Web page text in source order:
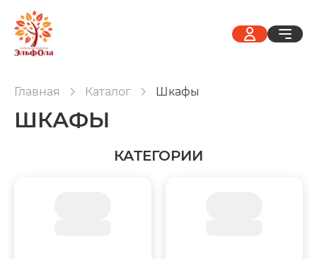
Главная Каталог Шкафы
ШКАФЫ
КАТЕГОРИИ